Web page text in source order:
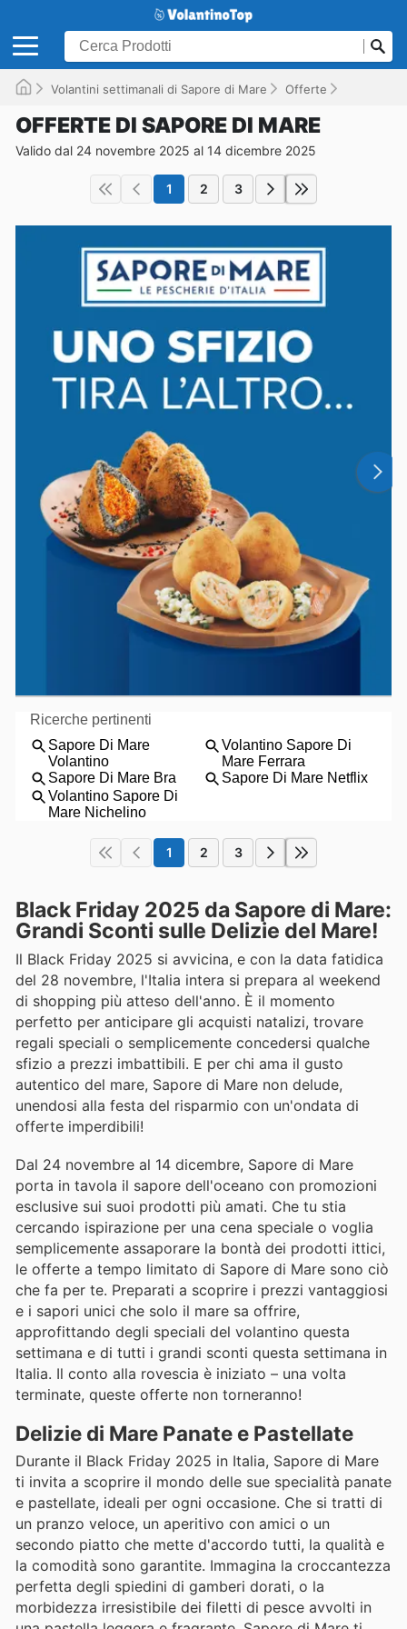
Volantini settimanali di Sapore di Mare Offerte
OFFERTE DI SAPORE DI MARE
Valido dal 24 novembre 2025 al 14 dicembre 2025
1 2 3
1 2 3
Black Friday 2025 da Sapore di Mare:
Grandi Sconti sulle Delizie del Mare!
Il Black Friday 2025 si avvicina, e con la data fatidica
del 28 novembre, l'Italia intera si prepara al weekend
di shopping più atteso dell'anno. È il momento
perfetto per anticipare gli acquisti natalizi, trovare
regali speciali o semplicemente concedersi qualche
sfizio a prezzi imbattibili. E per chi ama il gusto
autentico del mare, Sapore di Mare non delude,
unendosi alla festa del risparmio con un'ondata di
offerte imperdibili!
Dal 24 novembre al 14 dicembre, Sapore di Mare
porta in tavola il sapore dell'oceano con promozioni
esclusive sui suoi prodotti più amati. Che tu stia
cercando ispirazione per una cena speciale o voglia
semplicemente assaporare la bontà dei prodotti ittici,
le offerte a tempo limitato di Sapore di Mare sono ciò
che fa per te. Preparati a scoprire i prezzi vantaggiosi
e i sapori unici che solo il mare sa offrire,
approfittando degli speciali del volantino questa
settimana e di tutti i grandi sconti questa settimana in
Italia. Il conto alla rovescia è iniziato – una volta
terminate, queste offerte non torneranno!
Delizie di Mare Panate e Pastellate
Durante il Black Friday 2025 in Italia, Sapore di Mare
ti invita a scoprire il mondo delle sue specialità panate
e pastellate, ideali per ogni occasione. Che si tratti di
un pranzo veloce, un aperitivo con amici o un
secondo piatto che mette d'accordo tutti, la qualità e
la comodità sono garantite. Immagina la croccantezza
perfetta degli spiedini di gamberi dorati, o la
morbidezza irresistibile dei filetti di pesce avvolti in